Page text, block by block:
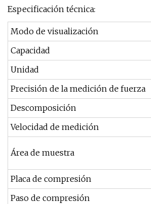
Especificación técnica:
Modo de visualización
Capacidad
Unidad
Precisión de la medición de fuerza
Descomposición
Velocidad de medición
Área de muestra
Placa de compresión
Paso de compresión